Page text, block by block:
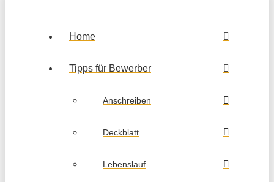
Home
Tipps für Bewerber
Anschreiben
Deckblatt
Lebenslauf